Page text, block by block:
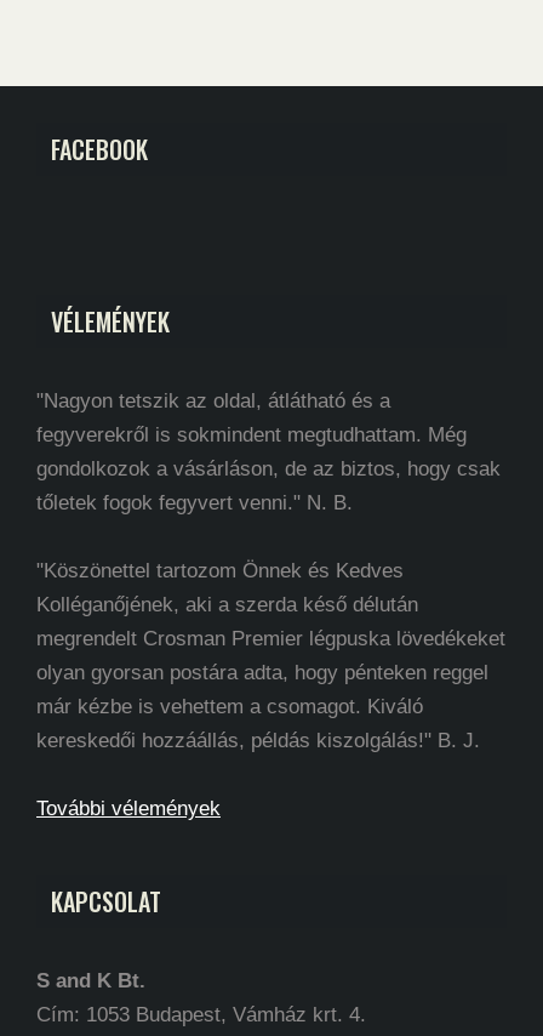
FACEBOOK
VÉLEMÉNYEK
"Nagyon tetszik az oldal, átlátható és a
fegyverekről is sokmindent megtudhattam. Még
gondolkozok a vásárláson, de az biztos, hogy csak
tőletek fogok fegyvert venni." N. B.
"Köszönettel tartozom Önnek és Kedves
Kolléganőjének, aki a szerda késő délután
megrendelt Crosman Premier légpuska lövedékeket
olyan gyorsan postára adta, hogy pénteken reggel
már kézbe is vehettem a csomagot. Kiváló
kereskedői hozzáállás, példás kiszolgálás!" B. J.
További vélemények
KAPCSOLAT
S and K Bt.
Cím: 1053 Budapest, Vámház krt. 4.